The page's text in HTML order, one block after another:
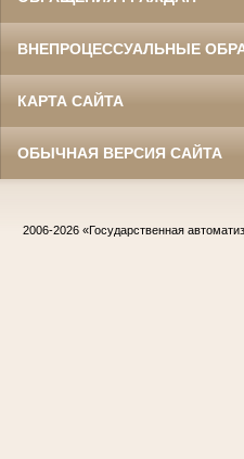
ВНЕПРОЦЕССУАЛЬНЫЕ
КАРТА САЙТА
ОБЫЧНАЯ ВЕРСИЯ САЙТА
2006-2026 «Государственная